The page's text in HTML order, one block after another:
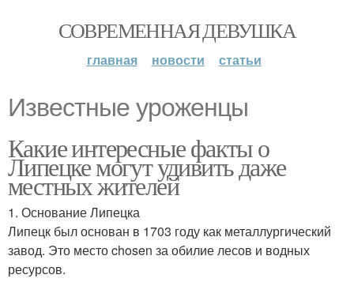
СОВРЕМЕННАЯ ДЕВУШКА
главная новости статьи
Известные уроженцы
Какие интересные факты о
Липецке могут удивить даже
местных жителей
1. Основание Липецка
Липецк был основан в 1703 году как металлургический
завод. Это место chosen за обилие лесов и водных
ресурсов.